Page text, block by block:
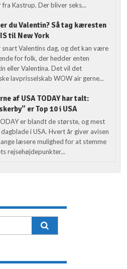
Kastrup. Der bliver seks...
du Valentin? Så tag kæresten
til New York
snart Valentins dag, og det kan være
for folk, der hedder enten
eller Valentina. Det vil det
lavprisselskab WOW air gerne...
af USA TODAY har talt:
er Top 10 i USA
er blandt de største, og mest
i USA. Hvert år giver avisen
læsere mulighed for at stemme
rejsehøjdepunkter...